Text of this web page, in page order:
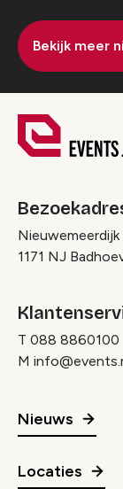
Bekijk meer
Nieuwemeerdijk
1171 NJ
T 088 8860100
M
Nieuws
Locaties